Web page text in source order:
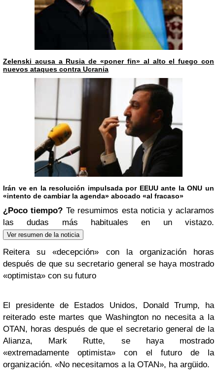
Zelenski acusa a Rusia de «poner fin» al alto el fuego con
nuevos ataques contra Ucrania
Irán ve en la resolución impulsada por EEUU ante la ONU un
«intento de cambiar la agenda» abocado «al fracaso»
¿Poco tiempo? Te resumimos esta noticia y aclaramos
las dudas más habituales en un vistazo.
Ver resumen de la noticia
Reitera su «decepción» con la organización horas
después de que su secretario general se haya mostrado
«optimista» con su futuro
El presidente de Estados Unidos, Donald Trump, ha
reiterado este martes que Washington no necesita a la
OTAN, horas después de que el secretario general de la
Alianza, Mark Rutte, se haya mostrado
«extremadamente optimista» con el futuro de la
organización. «No necesitamos a la OTAN», ha argüido.